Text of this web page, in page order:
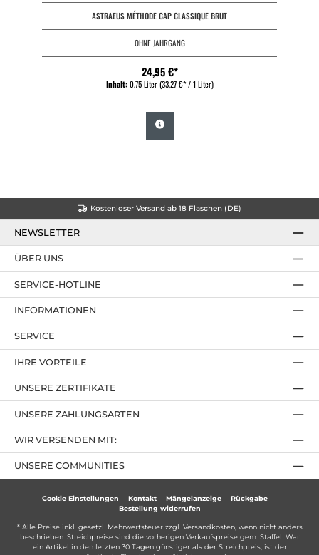
ASTRAEUS MÉTHODE CAP CLASSIQUE BRUT
OHNE JAHRGANG
24,95 €*
Inhalt:0.75 Liter(33,27 €* / 1 Liter)
Kostenloser Versand ab 18 Flaschen (DE)
NEWSLETTER
SERVICE-HOTLINE
IHRE VORTEILE
UNSERE ZAHLUNGSARTEN
ÜBER UNS
UNSERE ZERTIFIKATE
INFORMATIONEN
SERVICE
UNSERE COMMUNITIES
WIR VERSENDEN MIT:
Cookie Einstellungen Kontakt Mängelanzeige
Rückgabe
Bestellung widerrufen
* Alle Preise inkl. gesetzl. Mehrwertsteuer zzgl. Versandkosten, wenn nicht anders
beschrieben. Streichpreise sind die vorherigen Verkaufspreise gem. Staffel. War
ein Artikel in den letzten 30 Tagen günstiger als der Streichpreis, ist der